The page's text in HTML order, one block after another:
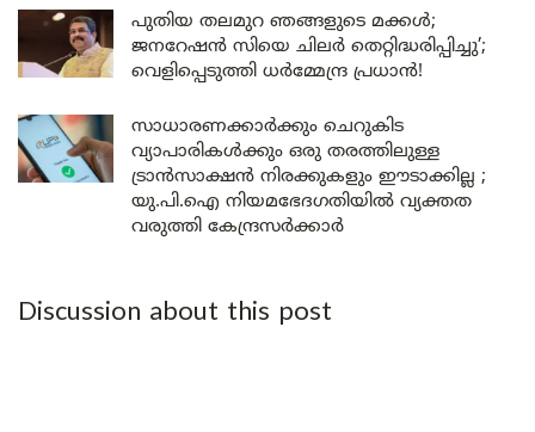
പുതിയ തലമുറ ഞങ്ങളുടെ മക്കൾ;
ജനറേഷൻ സിയെ ചിലർ തെറ്റിദ്ധരിപ്പിച്ചു’;
വെളിപ്പെടുത്തി ധർമ്മേന്ദ്ര പ്രധാൻ!
സാധാരണക്കാർക്കും ചെറുകിട
വ്യാപാരികൾക്കും ഒരു തരത്തിലുള്ള
ട്രാൻസാക്ഷൻ നിരക്കുകളും ഈടാക്കില്ല ;
യു.പി.ഐ നിയമഭേദഗതിയിൽ വ്യക്തത
വരുത്തി കേന്ദ്രസർക്കാർ
Discussion about this post